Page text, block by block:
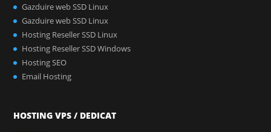
Gazduire web SSD Linux
Gazduire web SSD Linux
Hosting Reseller SSD Linux
Hosting Reseller SSD Windows
Hosting SEO
Email Hosting
HOSTING VPS / DEDICAT